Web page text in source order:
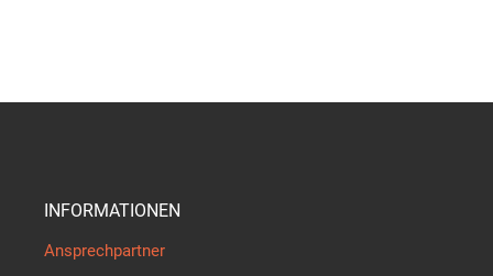
INFORMATIONEN
Ansprechpartner